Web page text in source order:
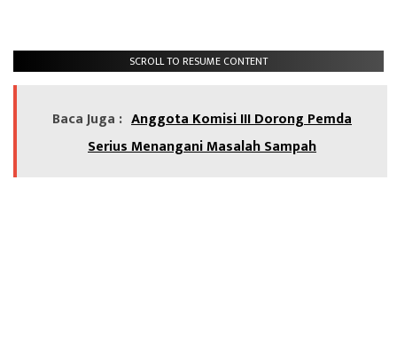
SCROLL TO RESUME CONTENT
Baca Juga : Anggota Komisi III Dorong Pemda
Serius Menangani Masalah Sampah